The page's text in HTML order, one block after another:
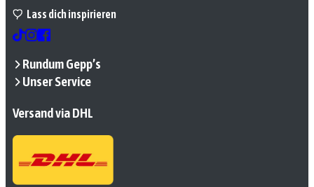
Lass dich inspirieren
Rundum Gepp’s
Unser Service
Versand via DHL